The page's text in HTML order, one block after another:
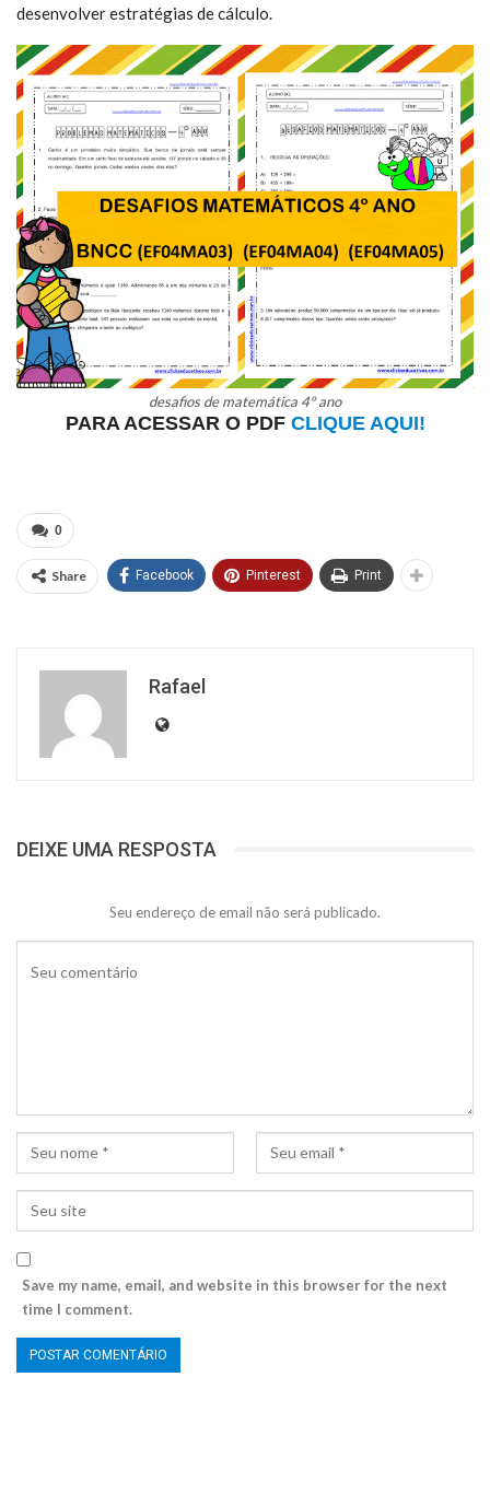
desenvolver estratégias de cálculo.
desafios de matemática 4º ano
PARA ACESSAR O PDF CLIQUE AQUI!
0
Share Facebook Pinterest Print
Rafael
DEIXE UMA RESPOSTA
Seu endereço de email não será publicado.
Save my name, email, and website in this browser for the next
time I comment.